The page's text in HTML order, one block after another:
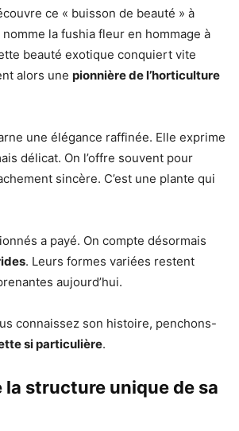
ce « buisson de beauté » à
la fushia fleur en hommage à
beauté exotique conquiert vite
alors une pionnière de l’horticulture
une élégance raffinée. Elle exprime
délicat. On l’offre souvent pour
sincère. C’est une plante qui
a payé. On compte désormais
. Leurs formes variées restent
aujourd’hui.
connaissez son histoire, penchons-
si particulière.
la structure unique de sa